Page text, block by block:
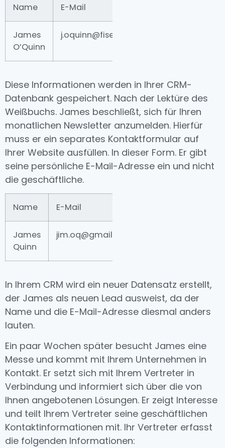
Name E-Mail
James
O’Quinn
j.oquinn@fiserv.com
Diese Informationen werden in Ihrer CRM-
Datenbank gespeichert. Nach der Lektüre des
Weißbuchs. James beschließt, sich für Ihren
monatlichen Newsletter anzumelden. Hierfür
muss er ein separates Kontaktformular auf
Ihrer Website ausfüllen. In dieser Form. Er gibt
seine persönliche E-Mail-Adresse ein und nicht
die geschäftliche.
Name E-Mail
James
Quinn
jim.oq@gmail.com
In Ihrem CRM wird ein neuer Datensatz erstellt,
der James als neuen Lead ausweist, da der
Name und die E-Mail-Adresse diesmal anders
lauten.
Ein paar Wochen später besucht James eine
Messe und kommt mit Ihrem Unternehmen in
Kontakt. Er setzt sich mit Ihrem Vertreter in
Verbindung und informiert sich über die von
Ihnen angebotenen Lösungen. Er zeigt Interesse
und teilt Ihrem Vertreter seine geschäftlichen
Kontaktinformationen mit. Ihr Vertreter erfasst
die folgenden Informationen: